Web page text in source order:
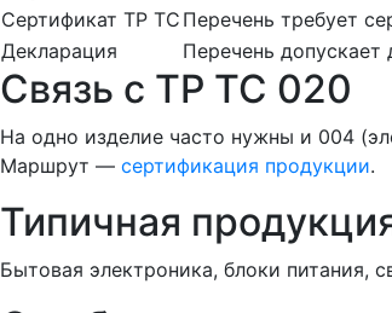
Сертификат ТР ТС Перечень требует
Декларация
Перечень допускает
Связь с ТР ТС 020
На одно изделие часто нужны и 004
Маршрут — сертификация продукции.
Типичная
Бытовая электроника, блоки питания,